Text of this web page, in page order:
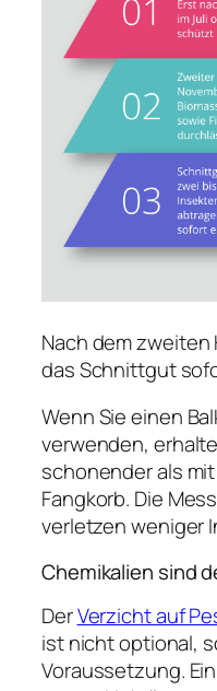
Nach dem
das Schnittgut
Wenn Sie einen
verwenden,
schonender als
Fangkorb. Die
verletzen weniger
Chemikalien sind
DerVerzicht auf
ist nicht optional,
Voraussetzung.